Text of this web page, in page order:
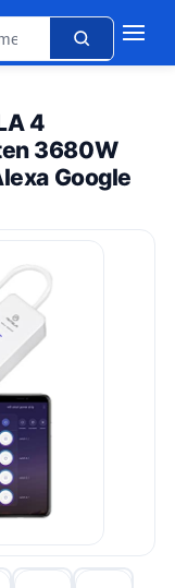
4
3680W
Google